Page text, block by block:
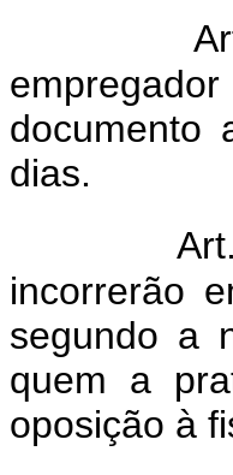
documento
dias.
incorrerão
segundo a
quem a
oposição à